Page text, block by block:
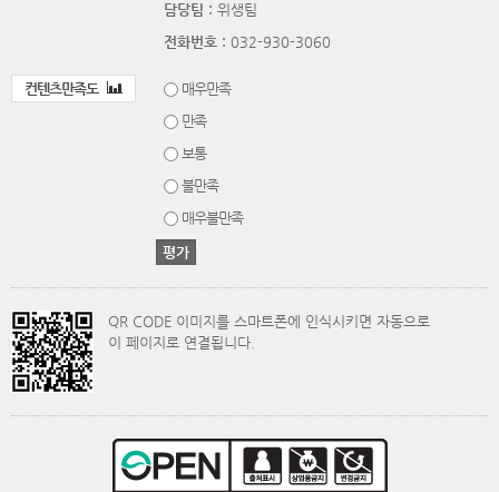
담당팀 : 위생팀
전화번호 : 032-930-3060
컨텐츠만족도
매우만족
만족
보통
불만족
매우불만족
QR CODE 이미지를 스마트폰에 인식시키면 자동으로
이 페이지로 연결됩니다.